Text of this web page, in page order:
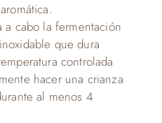
a cabo la fermentación
que dura
controlada
hacer una crianza
al menos 4